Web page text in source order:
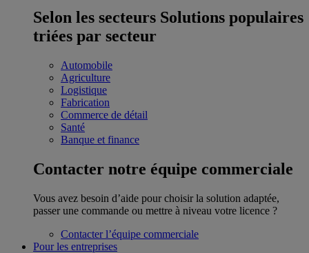
Selon les secteurs Solutions populaires
triées par secteur
Automobile
Agriculture
Logistique
Fabrication
Commerce de détail
Santé
Banque et finance
Contacter notre équipe commerciale
Vous avez besoin d’aide pour choisir la solution adaptée,
passer une commande ou mettre à niveau votre licence ?
Contacter l’équipe commerciale
Pour les entreprises